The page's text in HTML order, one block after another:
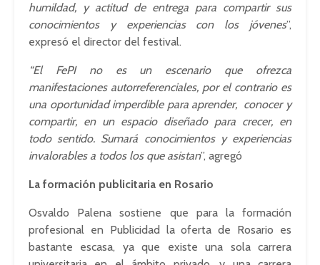
humildad, y actitud de entrega para compartir sus
conocimientos y experiencias con los jóvenes”,
expresó el director del festival.
“El FePI no es un escenario que ofrezca
manifestaciones autorreferenciales, por el contrario es
una oportunidad imperdible para aprender, conocer y
compartir, en un espacio diseñado para crecer, en
todo sentido. Sumará conocimientos y experiencias
invalorables a todos los que asistan”, agregó
La formación publicitaria en Rosario
Osvaldo Palena sostiene que para la formación
profesional en Publicidad la oferta de Rosario es
bastante escasa, ya que existe una sola carrera